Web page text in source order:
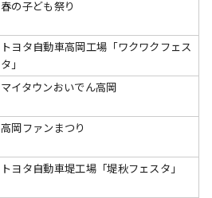
春の子ども祭り
トヨタ自動車高岡工場「ワクワクフェス
タ」
マイタウンおいでん高岡
高岡ファンまつり
トヨタ自動車堤工場「堤秋フェスタ」